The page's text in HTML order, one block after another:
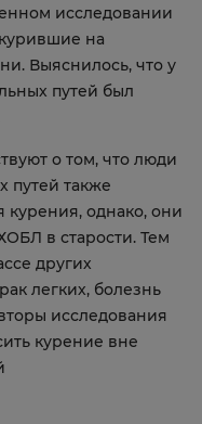
исследовании
на
Выяснилось, что у
путей был
о том, что люди
путей также
однако, они
в старости. Тем
других
легких, болезнь
исследования
курение вне